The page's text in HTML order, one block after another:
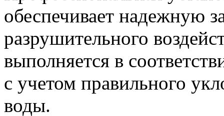
обеспечивает надежную
разрушительного
выполняется в
с учетом правильного
воды.